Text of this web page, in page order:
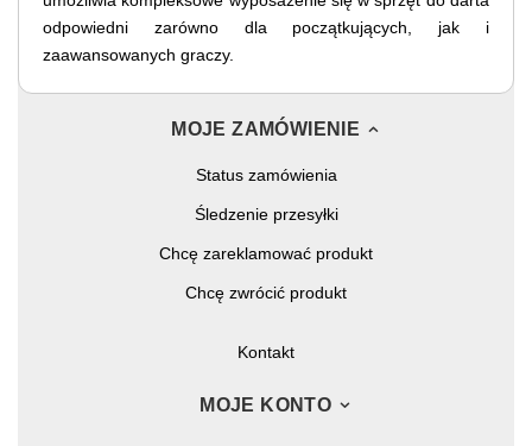
odpowiedni zarówno dla początkujących, jak i
zaawansowanych graczy.
MOJE ZAMÓWIENIE
Status zamówienia
Śledzenie przesyłki
Chcę zareklamować produkt
Chcę zwrócić produkt
Kontakt
MOJE KONTO